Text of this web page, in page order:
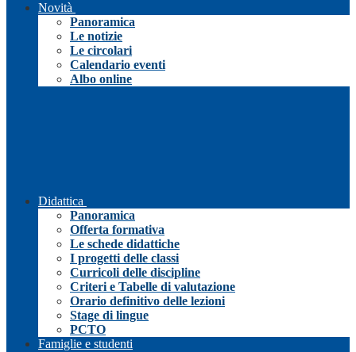
Novità
Panoramica
Le notizie
Le circolari
Calendario eventi
Albo online
Didattica
Panoramica
Offerta formativa
Le schede didattiche
I progetti delle classi
Curricoli delle discipline
Criteri e Tabelle di valutazione
Orario definitivo delle lezioni
Stage di lingue
PCTO
Famiglie e studenti